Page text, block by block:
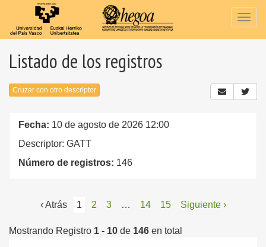
Listado de los registros
Cruzar con otro descriptor
Fecha: 10 de agosto de 2026 12:00
Descriptor: GATT
Número de registros: 146
‹ Atrás 1 2 3 … 14 15 Siguiente ›
Mostrando Registro 1 - 10 de 146 en total